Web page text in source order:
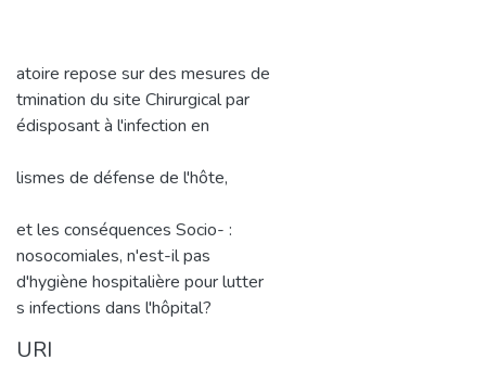
atoire repose sur des mesures de
tmination du site Chirurgical par
édisposant à l'infection en
lismes de défense de l'hôte,
et les conséquences Socio- :
nosocomiales, n'est-il pas
d'hygiène hospitalière pour lutter
s infections dans l'hôpital?
URI